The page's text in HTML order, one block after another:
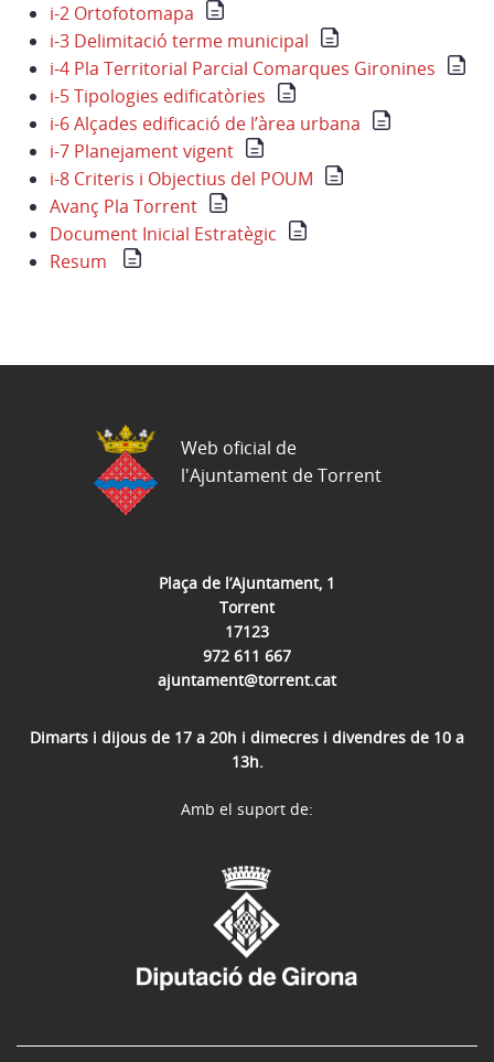
i-2 Ortofotomapa
i-3 Delimitació terme municipal
i-4 Pla Territorial Parcial Comarques Gironines
i-5 Tipologies edificatòries
i-6 Alçades edificació de l’àrea urbana
i-7 Planejament vigent
i-8 Criteris i Objectius del POUM
Avanç Pla Torrent
Document Inicial Estratègic
Resum
Plaça de l’Ajuntament, 1
Torrent
17123
972 611 667
ajuntament@torrent.cat
Dimarts i dijous de 17 a 20h i dimecres i divendres de 10 a
13h.
Web oficial de
l'Ajuntament de Torrent
Amb el suport de: